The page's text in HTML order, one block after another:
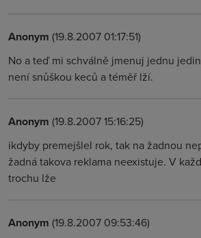
Anonym (19.8.2007 01:17:51)
No a teď mi schválně jmenuj jednu
není snůškou keců a téměř lží.
Anonym (19.8.2007 15:16:25)
ikdyby premejšlel rok, tak na žadnou
žadná takova reklama neexistuje. V
trochu lže
Anonym (19.8.2007 09:53:46)